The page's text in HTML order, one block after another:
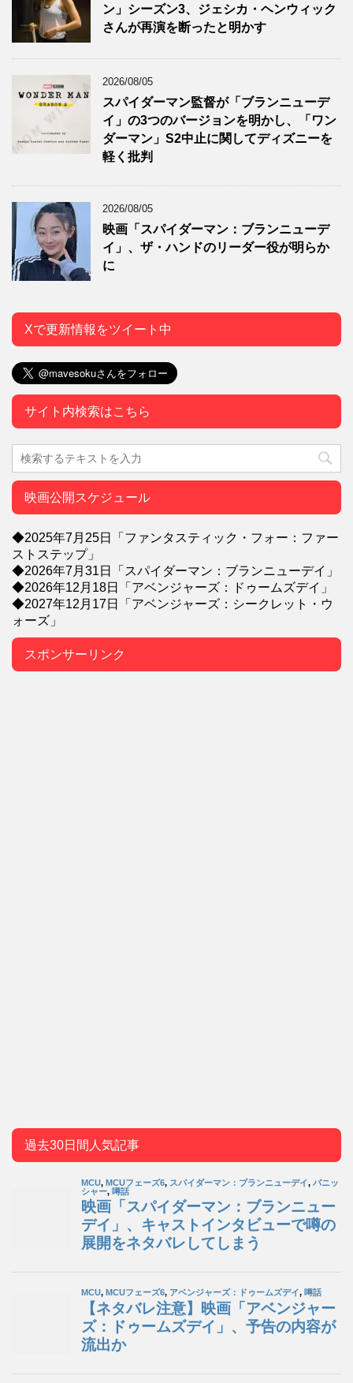
ン」シーズン3、ジェシカ・ヘンウィック
さんが再演を断ったと明かす
2026/08/05
スパイダーマン監督が「ブランニューデ
イ」の3つのバージョンを明かし、「ワン
ダーマン」S2中止に関してディズニーを
軽く批判
2026/08/05
映画「スパイダーマン：ブランニューデ
イ」、ザ・ハンドのリーダー役が明らか
に
Xで更新情報をツイート中
サイト内検索はこちら
映画公開スケジュール
◆2025年7月25日「ファンタスティック・フォー：ファー
ストステップ」
◆2026年7月31日「スパイダーマン：ブランニューデイ」
◆2026年12月18日「アベンジャーズ：ドゥームズデイ」
◆2027年12月17日「アベンジャーズ：シークレット・ウ
ォーズ」
スポンサーリンク
過去30日間人気記事